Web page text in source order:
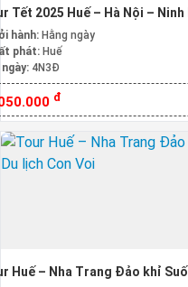
Tết 2025 Huế – Hà Nội –
3 Đêm
hành: Hằng ngày
phát: Huế
4N3Đ
đ
Huế – Nha Trang Đảo khỉ